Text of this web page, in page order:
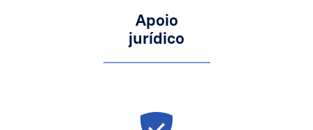
Apoio
jurídico